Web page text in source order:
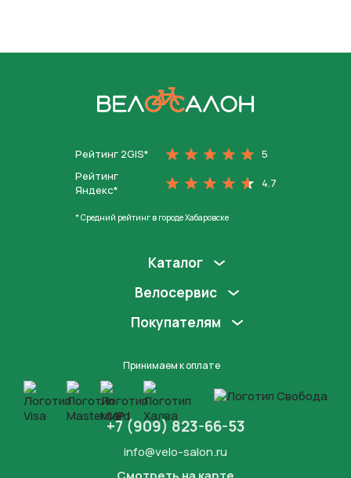
Рейтинг 2GIS*
5
Рейтинг
Яндекс*
4.7
* Средний рейтинг в городе Хабаровске
Каталог
Велосервис
Покупателям
Принимаем к оплате
+7 (909) 823-66-53
info@velo-salon.ru